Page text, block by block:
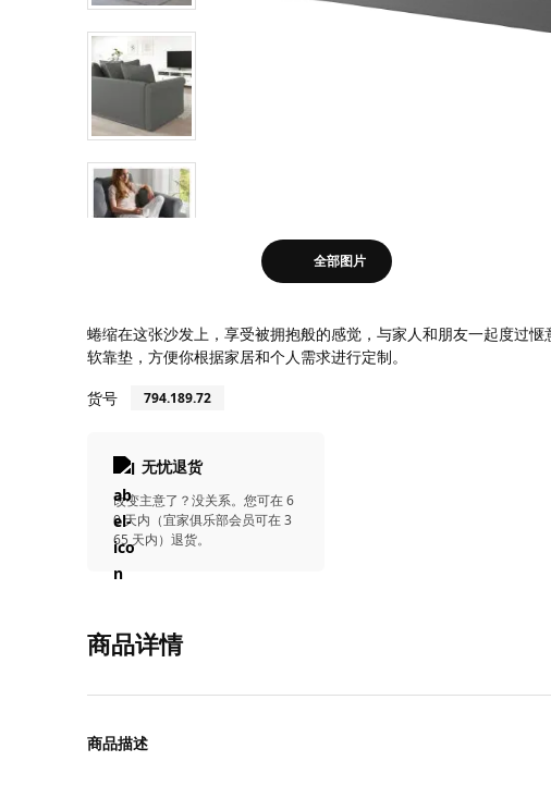
全部图片
蜷缩在这张沙发上，享受被拥抱般的感觉，与家人和朋友一起度过
软靠垫，方便你根据家居和个人需求进行定制。
货号
794.189.72
无忧退货
改变主意了？没关系。您可在 6
0 天内（宜家俱乐部会员可在 3
65 天内）退货。
商品详情
商品描述